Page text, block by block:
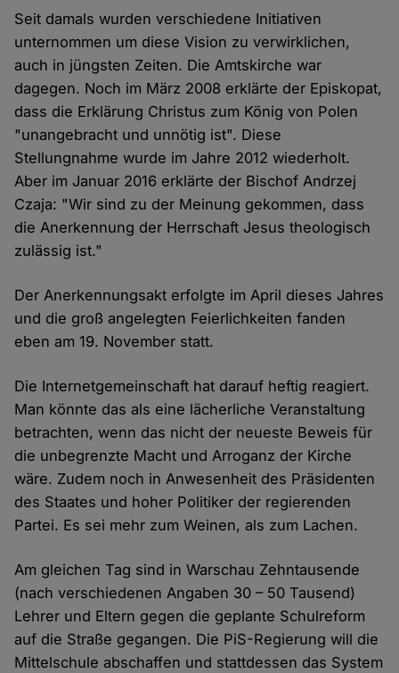
Seit damals wurden verschiedene Initiativen
unternommen um diese Vision zu verwirklichen,
auch in jüngsten Zeiten. Die Amtskirche war
dagegen. Noch im März 2008 erklärte der Episkopat,
dass die Erklärung Christus zum König von Polen
"unangebracht und unnötig ist". Diese
Stellungnahme wurde im Jahre 2012 wiederholt.
Aber im Januar 2016 erklärte der Bischof Andrzej
Czaja: "Wir sind zu der Meinung gekommen, dass
die Anerkennung der Herrschaft Jesus theologisch
zulässig ist."
Der Anerkennungsakt erfolgte im April dieses Jahres
und die groß angelegten Feierlichkeiten fanden
eben am 19. November statt.
Die Internetgemeinschaft hat darauf heftig reagiert.
Man könnte das als eine lächerliche Veranstaltung
betrachten, wenn das nicht der neueste Beweis für
die unbegrenzte Macht und Arroganz der Kirche
wäre. Zudem noch in Anwesenheit des Präsidenten
des Staates und hoher Politiker der regierenden
Partei. Es sei mehr zum Weinen, als zum Lachen.
Am gleichen Tag sind in Warschau Zehntausende
(nach verschiedenen Angaben 30 – 50 Tausend)
Lehrer und Eltern gegen die geplante Schulreform
auf die Straße gegangen. Die PiS-Regierung will die
Mittelschule abschaffen und stattdessen das System